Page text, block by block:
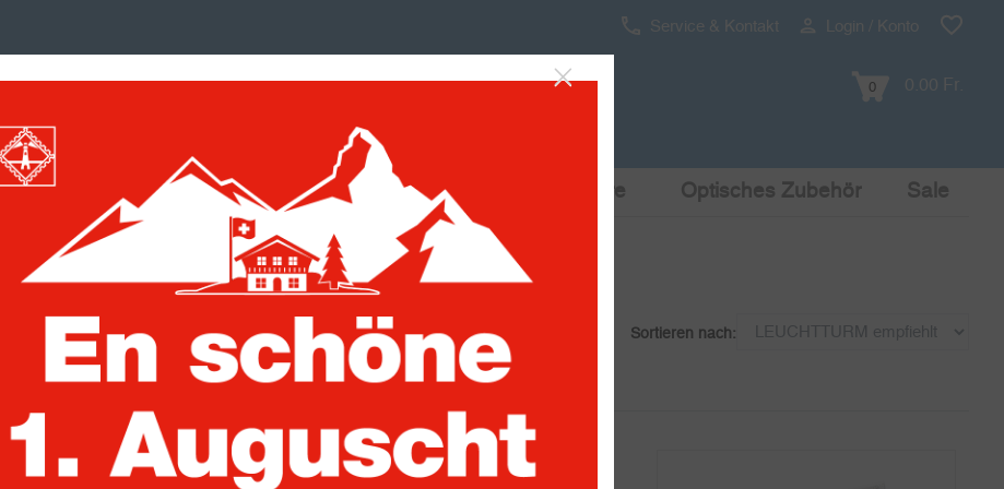
Service & Kontakt Login / Konto
suchen 0 0.00 Fr.
Postkarten und Briefe Trading Cards Pop Culture Optisches Zubehör Sale
Sortieren nach: